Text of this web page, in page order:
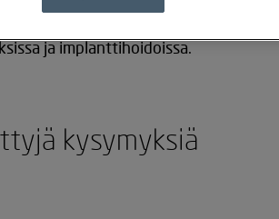
ja implanttihoidoissa.
kysymyksiä